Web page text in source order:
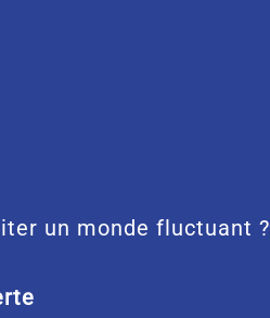
un monde fluctuant ?